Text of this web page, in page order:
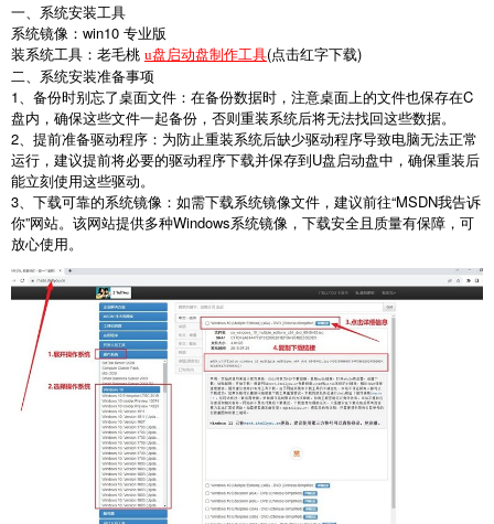
一、系统安装工具
系统镜像： win10 专业版
装系统工具：老毛桃 u盘启动盘制作工具(点击红字下载)
二、系统安装准备事项
1、备份时别忘了桌面文件：在备份数据时，注意桌面上的文件也保存在C
盘内，确保这些文件一起备份，否则重装系统后将无法找回这些数据。
2、提前准备驱动程序：为防止重装系统后缺少驱动程序导致电脑无法正常
运行，建议提前将必要的驱动程序下载并保存到U盘启动盘中，确保重装后
能立刻使用这些驱动。
3、下载可靠的系统镜像：如需下载系统镜像文件，建议前往“MSDN我告诉
你”网站。该网站提供多种Windows系统镜像，下载安全且质量有保障，可
放心使用。